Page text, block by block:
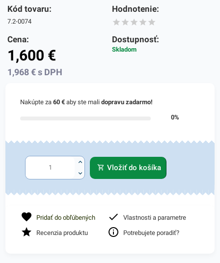
Kód tovaru:
7.2-0074
Hodnotenie:
Cena:
1,600 €
1,968€ s DPH
Dostupnosť:
Skladom
Nakúpte za60 € aby ste malidopravu zadarmo!
0%
Vložiť do košíka
Pridať do obľúbených Vlastnosti a parametre
Recenzia produktu Potrebujete poradiť?